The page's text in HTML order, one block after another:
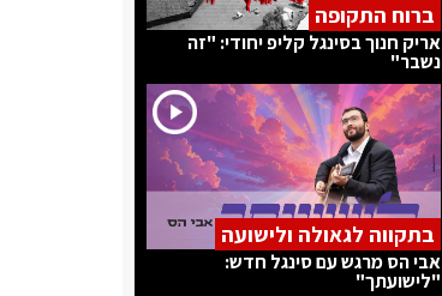
ברוח התקופה
אריק חנוך בסינגל קליפ יחודי: "זה
נשבר"
בתקווה לגאולה ולישועה
אבי הס מרגש עם סינגל חדש:
"לישועתך"